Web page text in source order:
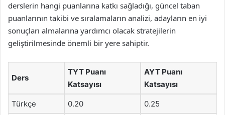
derslerin hangi puanlarına katkı sağladığı, güncel taban
puanlarının takibi ve sıralamaların analizi, adayların en iyi
sonuçları almalarına yardımcı olacak stratejilerin
geliştirilmesinde önemli bir yere sahiptir.
Ders
TYT Puanı
Katsayısı
AYT Puanı
Katsayısı
Türkçe 0.20 0.25